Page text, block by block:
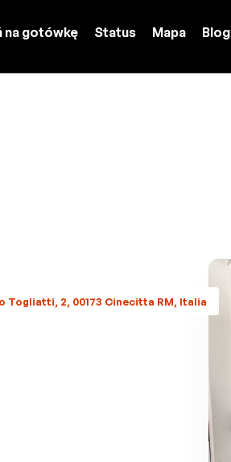
na gotówkę Status Mapa Blog
Togliatti, 2, 00173 Cinecitta RM, Italia